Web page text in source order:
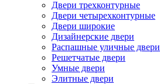
Двери трехконтурные
Двери четырехконтурные
Двери широкие
Дизайнерские двери
Распашные уличные двери
Решетчатые двери
Умные двери
Элитные двери